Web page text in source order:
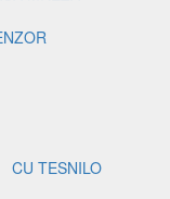
CU TESNILO